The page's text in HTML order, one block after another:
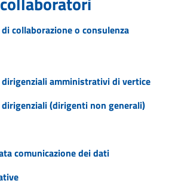
collaborazione o consulenza
amministrativi di vertice
(dirigenti non generali)
comunicazione dei dati